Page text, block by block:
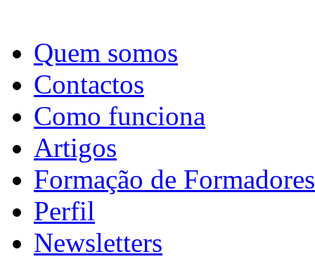
Quem somos
Contactos
Como funciona
Artigos
Formação de Formadores
Perfil
Newsletters